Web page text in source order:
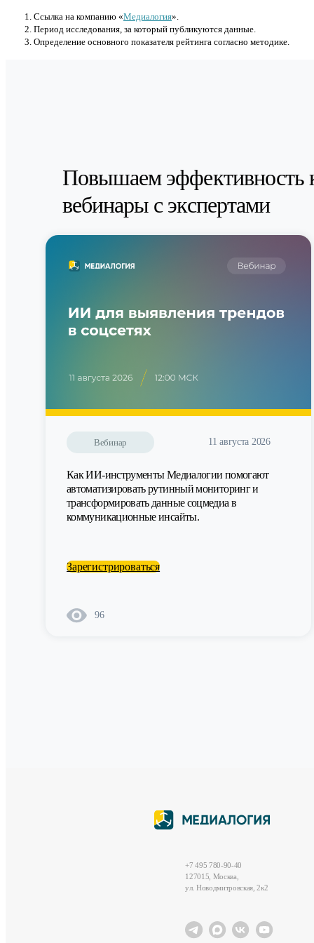
Cсылка на компанию «Медиалогия».
Период исследования, за который публикуются данные.
Определение основного показателя рейтинга согласно методике.
Повышаем эффективность
вебинары с экспертами
Вебинар 11 августа 2026
Как ИИ-инструменты Медиалогии помогают
автоматизировать рутинный мониторинг и
трансформировать данные соцмедиа в
коммуникационные инсайты.
Зарегистрироваться
96
+7 495 780-90-40
127015, Москва,
ул. Новодмитровская, 2к2